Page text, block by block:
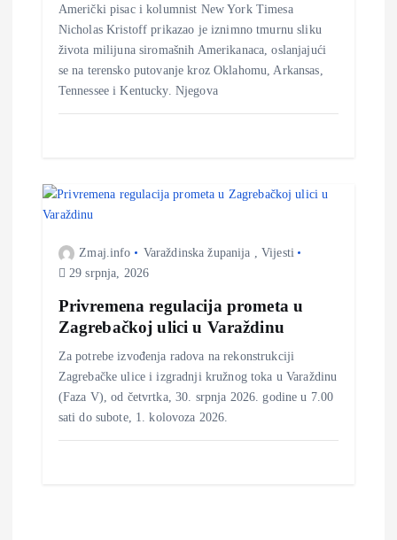
a
Američki pisac i kolumnist New York Timesa
Nicholas Kristoff prikazao je iznimno tmurnu sliku
života milijuna siromašnih Amerikanaca, oslanjajući
se na terensko putovanje kroz Oklahomu, Arkansas,
Tennessee i Kentucky. Njegova
Zmaj.info Varaždinska županija
Vijesti
29 srpnja, 2026
Privremena regulacija prometa u
Zagrebačkoj ulici u Varaždinu
Za potrebe izvođenja radova na rekonstrukciji
Zagrebačke ulice i izgradnji kružnog toka u Varaždinu
(Faza V), od četvrtka, 30. srpnja 2026. godine u 7.00
sati do subote, 1. kolovoza 2026.